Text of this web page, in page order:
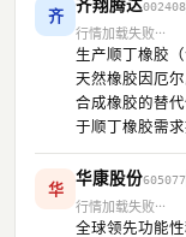
齐
齐翔腾达002408
行情加载失败
生产顺丁橡胶
天然橡胶因厄
合成橡胶的替
于顺丁橡胶需求
华
华康股份605077
行情加载失败
全球领先功能